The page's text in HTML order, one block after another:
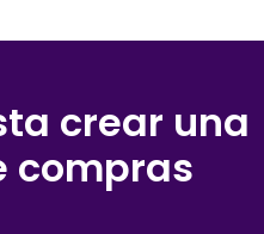
crear una
compras